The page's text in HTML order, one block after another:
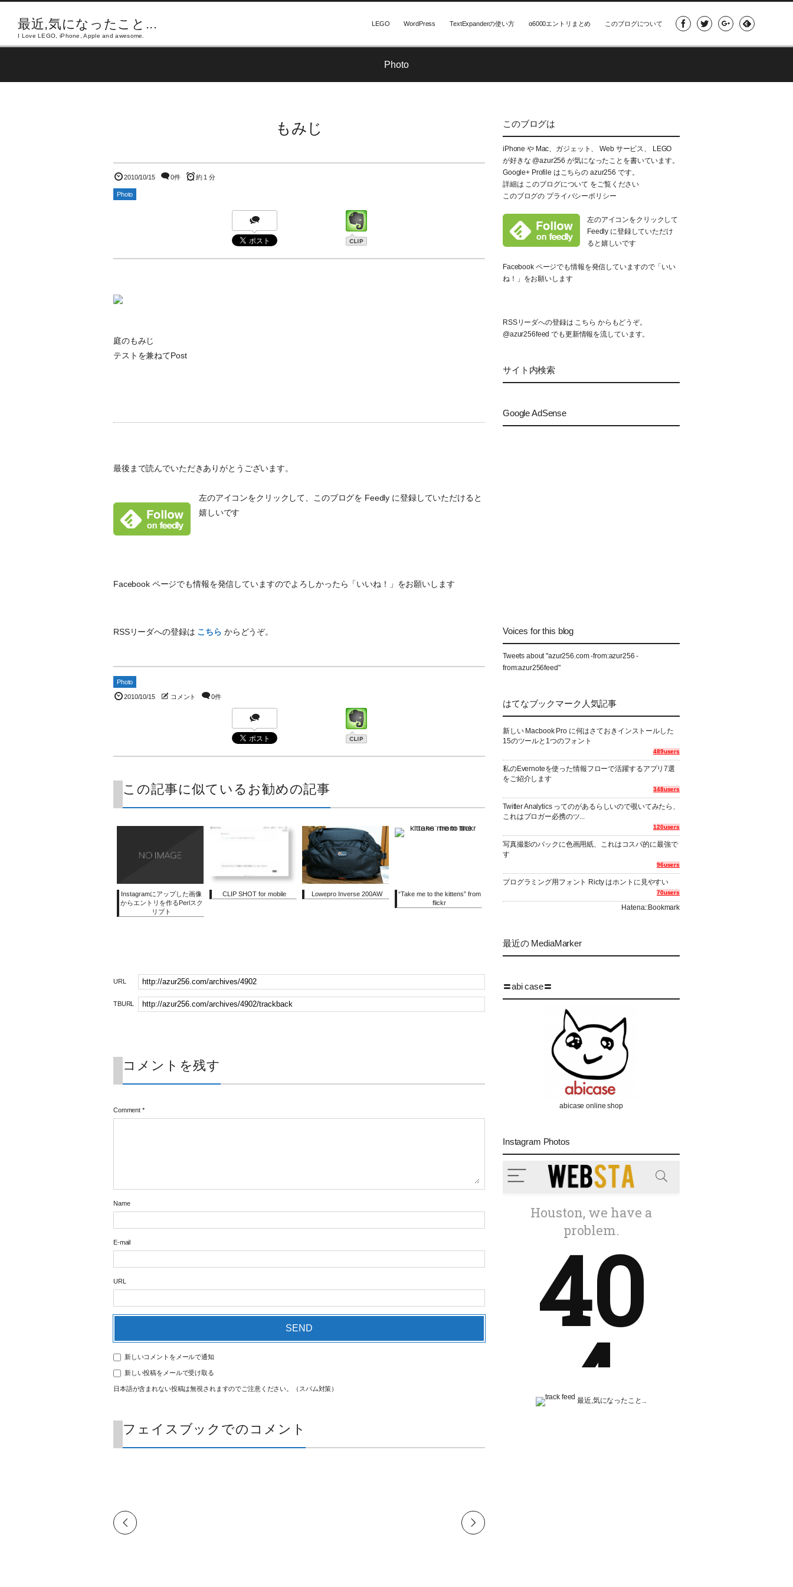
最近,気になったこと...
I Love LEGO, iPhone, Apple and awesome.
LEGO WordPress TextExpanderの使い方 α6000エントリまとめ このブログについて
Photo
もみじ
2010/10/15 0件 約 1 分
Photo
庭のもみじ
テストを兼ねてPost
最後まで読んでいただきありがとうございます。
左のアイコンをクリックして、このブログを Feedly に登録していただけると
嬉しいです
Facebook ページでも情報を発信していますのでよろしかったら「いいね！」をお願いします
RSSリーダへの登録は こちら からどうぞ。
Photo
2010/10/15 コメント 0件
この記事に似ているお勧めの記事
Instagramにアップした画像
からエントリを作るPerlスク
リプト
CLIP SHOT for mobile Lowepro Inverse 200AW
“Take me to the kittens” from
flickr
URL
TBURL
コメントを残す
Comment *
Name
E-mail
URL
新しいコメントをメールで通知
新しい投稿をメールで受け取る
日本語が含まれない投稿は無視されますのでご注意ください。（スパム対策）
フェイスブックでのコメント
このブログは
iPhone や Mac、ガジェット、 Web サービス、 LEGO
が好きな @azur256 が気になったことを書いています。
Google+ Profile はこちらの azur256 です。
詳細は このブログについて をご覧ください
このブログの プライバシーポリシー
左のアイコンをクリックして
Feedly に登録していただけ
ると嬉しいです
Facebook ページでも情報を発信していますので「いい
ね！」をお願いします
RSSリーダへの登録は こちら からもどうぞ。
@azur256feed でも更新情報を流しています。
サイト内検索
Google AdSense
Voices for this blog
Tweets about "azur256.com -from:azur256 -
from:azur256feed"
はてなブックマーク人気記事
新しい Macbook Pro に何はさておきインストールした
15のツールと1つのフォント
489users
私のEvernoteを使った情報フローで活躍するアプリ7選
をご紹介します
348users
Twitter Analytics ってのがあるらしいので覗いてみたら、
これはブロガー必携のツ...
120users
写真撮影のバックに色画用紙、これはコスパ的に最強で
す
96users
プログラミング用フォント Ricty はホントに見やすい
70users
Hatena::Bookmark
最近の MediaMarker
〓abi case〓
abicase online shop
Instagram Photos
最近,気になったこと...